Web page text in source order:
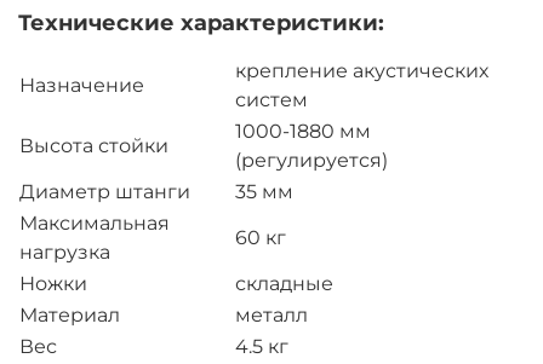
Технические характеристики:
Назначение
крепление акустических
систем
Высота стойки
1000-1880 мм
(регулируется)
Диаметр штанги
35 мм
Максимальная
нагрузка
60 кг
Ножки
складные
Материал
металл
Вес
4.5 кг